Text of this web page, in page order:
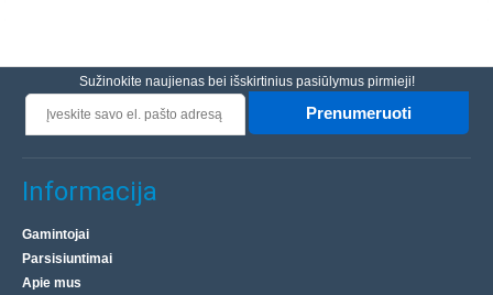
Sužinokite naujienas bei išskirtinius pasiūlymus pirmieji!
Prenumeruoti
Informacija
Gamintojai
Parsisiuntimai
Apie mus